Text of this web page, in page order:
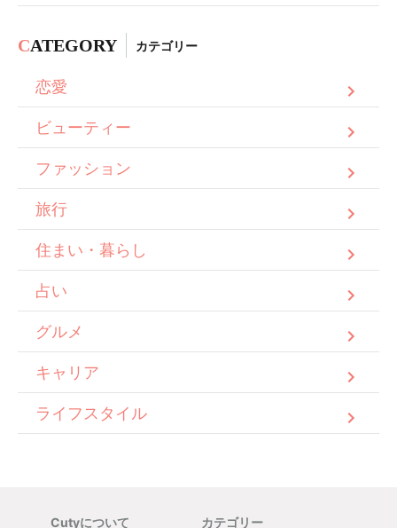
CATEGORY カテゴリー
恋愛
ビューティー
ファッション
旅行
住まい・暮らし
占い
グルメ
キャリア
ライフスタイル
Cutyについて カテゴリー